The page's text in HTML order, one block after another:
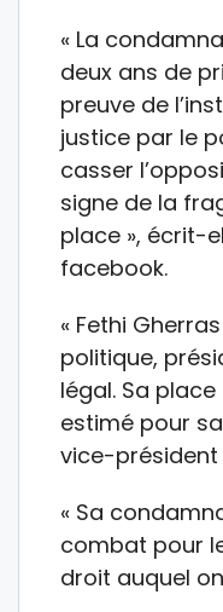
« La
deux ans de
preuve de
justice par le
casser
signe de la
place », écrit-
facebook.
« Fethi
politique,
légal. Sa place
estimé pour
vice-président
« Sa
combat pour
droit auquel